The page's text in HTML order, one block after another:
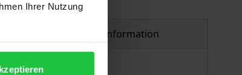
Ihrer Nutzung
Product safety information